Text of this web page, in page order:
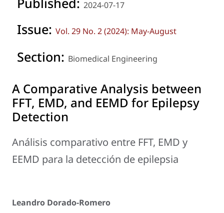
2024-07-17
Issue: Vol. 29 No. 2 (2024): May-August
Section: Biomedical Engineering
A Comparative Analysis between
FFT, EMD, and EEMD for Epilepsy
Detection
Análisis comparativo entre FFT, EMD y
EEMD para la detección de epilepsia
Leandro Dorado-Romero